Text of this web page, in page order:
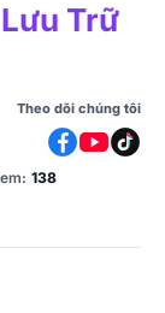
Trữ
Theo dõi chúng tôi
138